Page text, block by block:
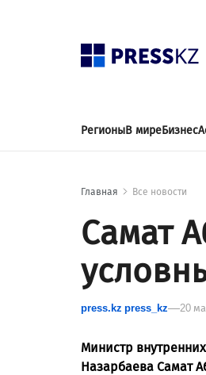
РегионыВ миреБизнес
Главная Все новости
Самат
press.kz press_kz 20
Министр
Назарбаева Самат